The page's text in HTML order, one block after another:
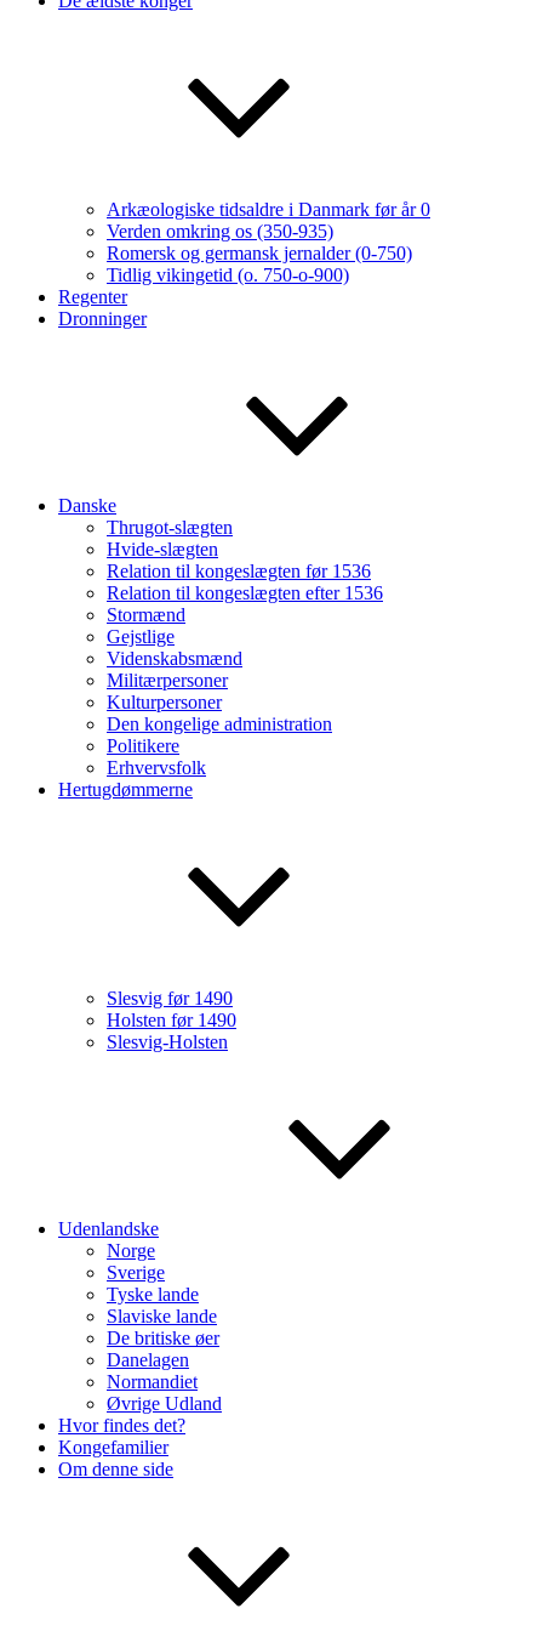
Arkæologiske tidsaldre i Danmark før år 0
Verden omkring os (350-935)
Romersk og germansk jernalder (0-750)
Tidlig vikingetid (o. 750-o-900)
Regenter
Dronninger
Danske
Thrugot-slægten
Hvide-slægten
Relation til kongeslægten før 1536
Relation til kongeslægten efter 1536
Stormænd
Gejstlige
Videnskabsmænd
Militærpersoner
Kulturpersoner
Den kongelige administration
Politikere
Erhvervsfolk
Hertugdømmerne
Slesvig før 1490
Holsten før 1490
Slesvig-Holsten
Udenlandske
Norge
Sverige
Tyske lande
Slaviske lande
De britiske øer
Danelagen
Normandiet
Øvrige Udland
Hvor findes det?
Kongefamilier
Om denne side